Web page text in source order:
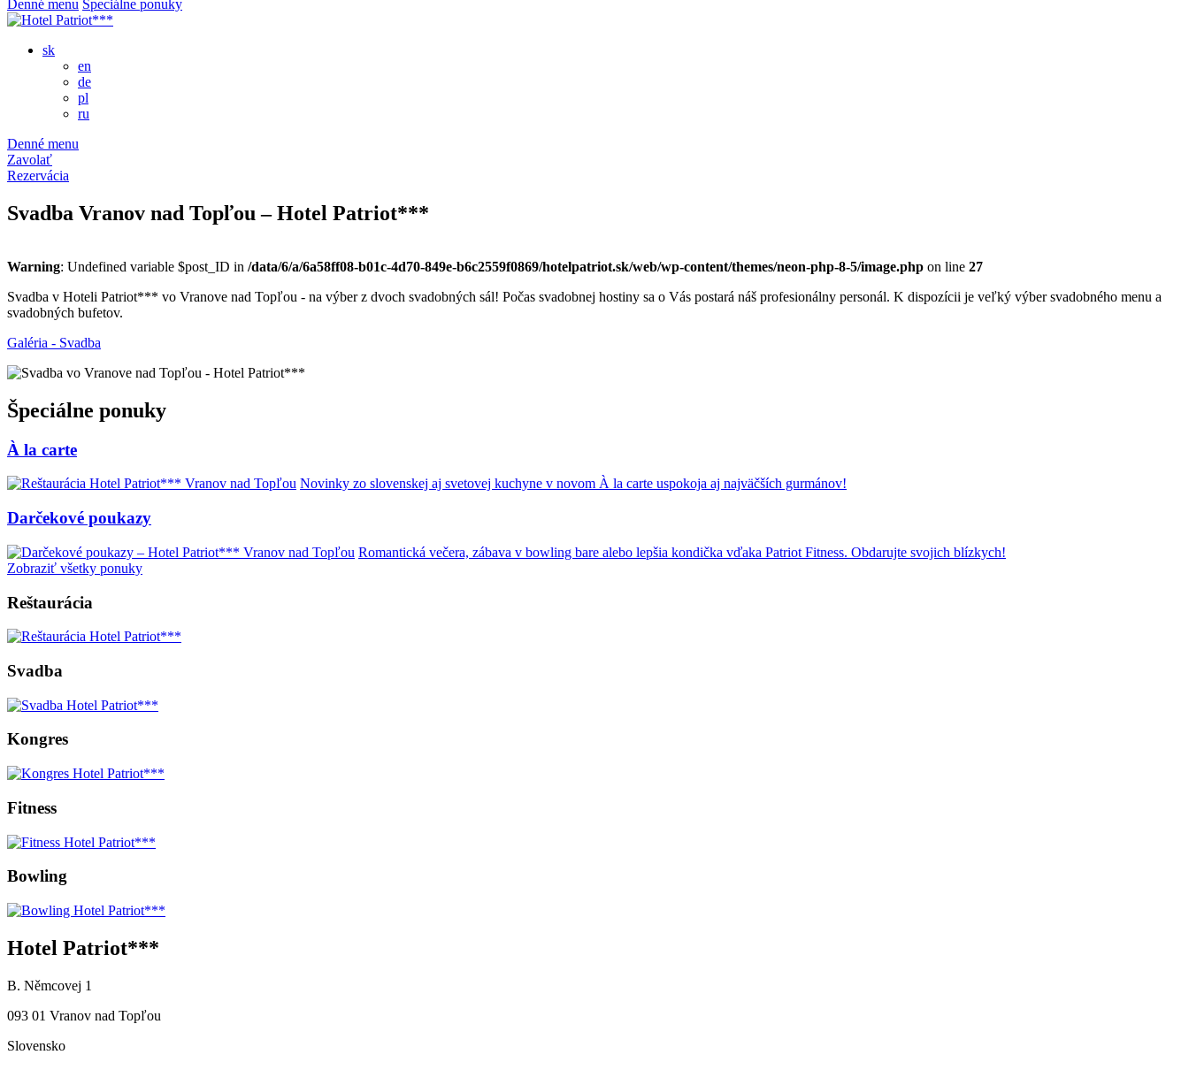
Denné menu Špeciálne ponuky
sk
en
de
pl
ru
Denné menu
Zavolať
Rezervácia
Svadba Vranov nad Topľou – Hotel Patriot***
Warning: Undefined variable $post_ID in /data/6/a/6a58ff08-b01c-4d70-849e-b6c2559f0869/hotelpatriot.sk/web/wp-content/themes/neon-php-8-5/image.php on line 27
Svadba v Hoteli Patriot*** vo Vranove nad Topľou - na výber z dvoch svadobných sál! Počas svadobnej hostiny sa o Vás postará náš profesionálny personál. K dispozícii je veľký výber svadobného menu a
svadobných bufetov.
Galéria - Svadba
Špeciálne ponuky
À la carte
Novinky zo slovenskej aj svetovej kuchyne v novom À la carte uspokoja aj najväčších gurmánov!
Darčekové poukazy
Romantická večera, zábava v bowling bare alebo lepšia kondička vďaka Patriot Fitness. Obdarujte svojich blízkych!
Zobraziť všetky ponuky
Reštaurácia
Svadba
Kongres
Fitness
Bowling
Hotel Patriot***
B. Němcovej 1
093 01 Vranov nad Topľou
Slovensko